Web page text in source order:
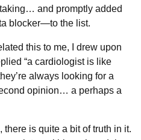
and promptly added
blocker—to the list.
this to me, I drew upon
“a cardiologist is like
always looking for a
opinion… a perhaps a
is quite a bit of truth in it.